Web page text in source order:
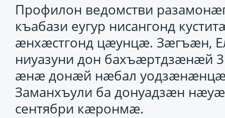
Профилон ведомстви
къабази еугур нисангонд
ӕнхӕстгонд цӕунцӕ. Зӕгъӕн,
ниуазуни дон бахъӕртдзӕнӕй
ӕнӕ донӕй нӕбал
Заманхъули ба донуадзӕн
сентябри кӕронмӕ.